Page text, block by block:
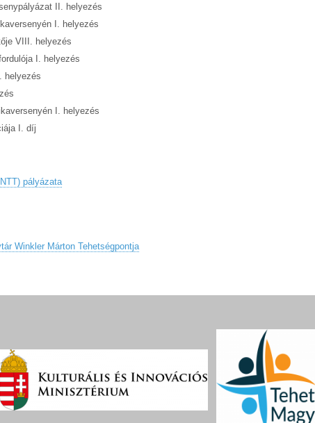
II. helyezés
I. helyezés
VIII. helyezés
I. helyezés
helyezés
I. helyezés
I. díj
pályázata
Winkler Márton Tehetségpontja